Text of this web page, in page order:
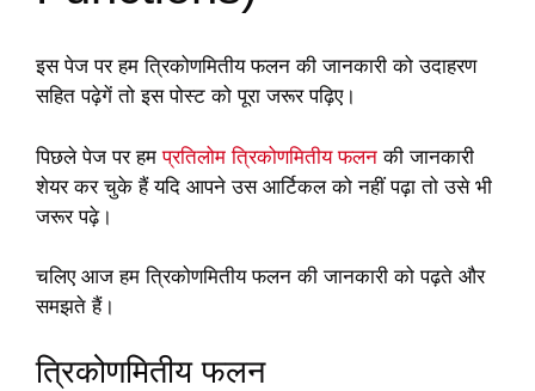
इस पेज पर हम त्रिकोणमितीय फलन की जानकारी को उदाहरण
सहित पढ़ेगें तो इस पोस्ट को पूरा जरूर पढ़िए।
पिछले पेज पर हमप्रतिलोम त्रिकोणमितीय फलन की जानकारी
शेयर कर चुके हैं यदि आपने उस आर्टिकल को नहीं पढ़ा तो उसे भी
जरूर पढ़े।
चलिए आज हम त्रिकोणमितीय फलन की जानकारी को पढ़ते और
समझते हैं।
त्रिकोणमितीय फलन